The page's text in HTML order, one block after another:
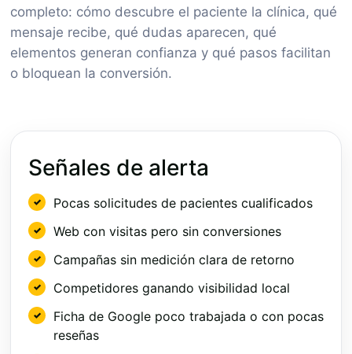
completo: cómo descubre el paciente la clínica, qué
mensaje recibe, qué dudas aparecen, qué
elementos generan confianza y qué pasos facilitan
o bloquean la conversión.
Señales de alerta
Pocas solicitudes de pacientes cualificados
Web con visitas pero sin conversiones
Campañas sin medición clara de retorno
Competidores ganando visibilidad local
Ficha de Google poco trabajada o con pocas
reseñas